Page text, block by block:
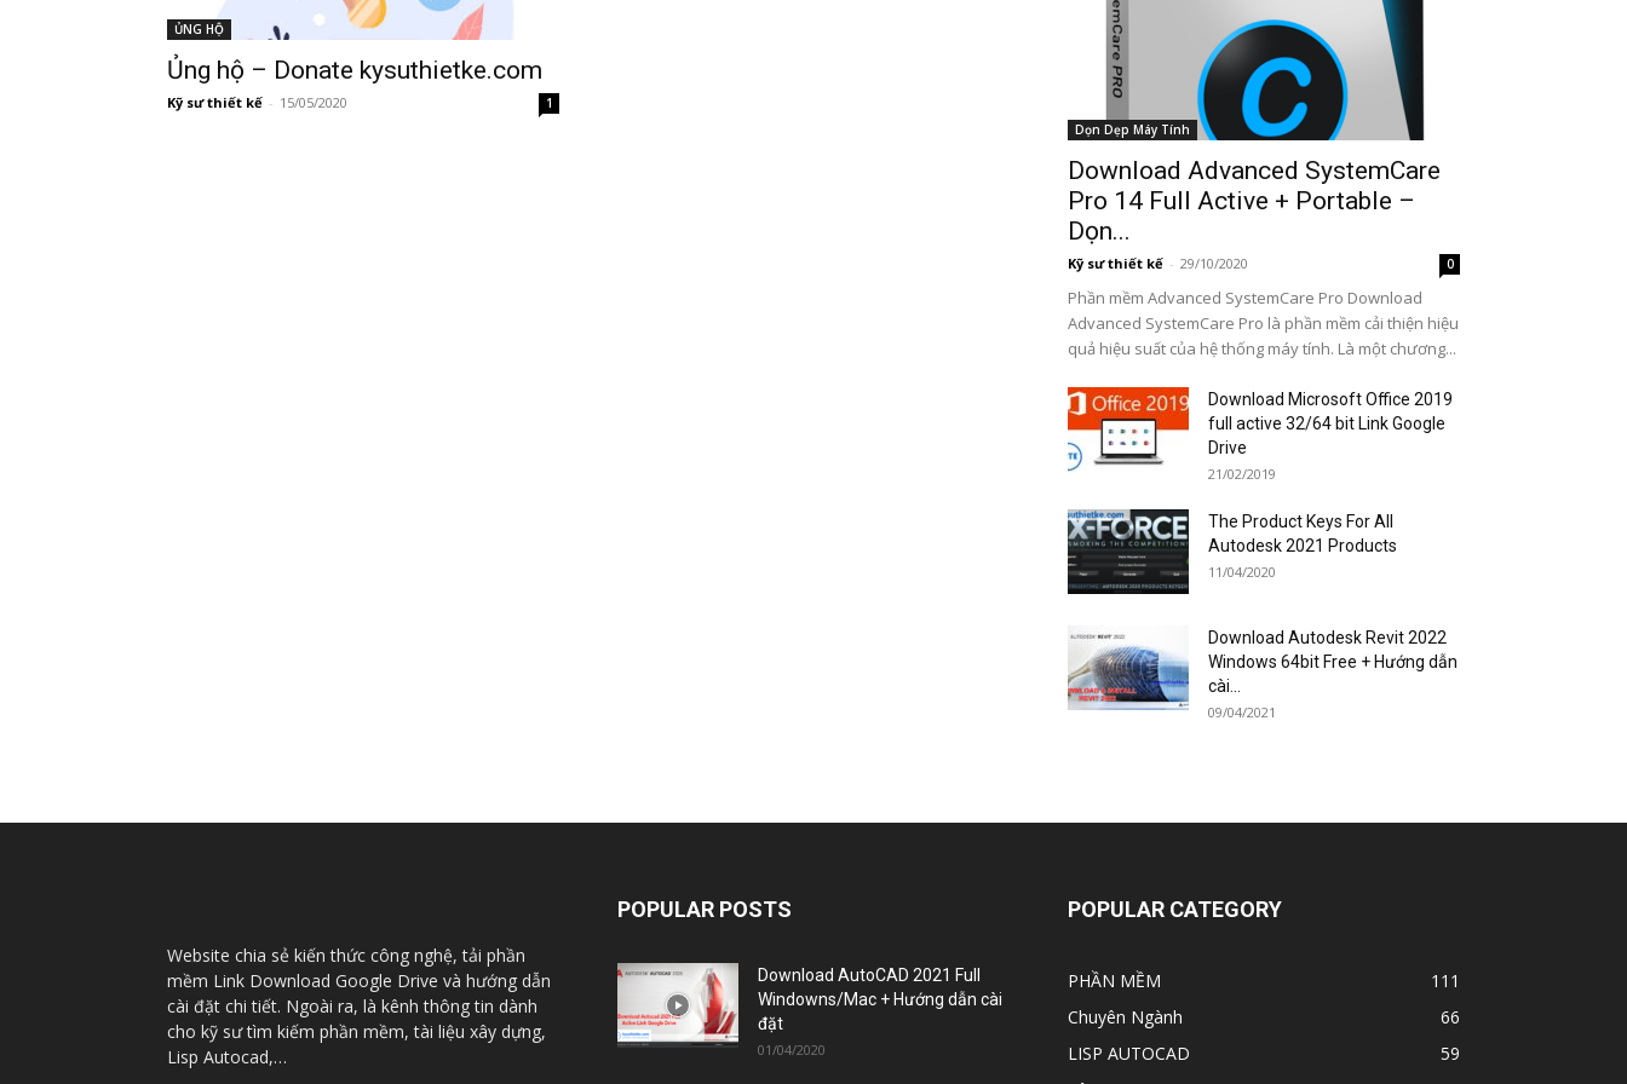
ỦNG HỘ
Ủng hộ – Donate kysuthietke.com
Kỹ sư thiết kế - 15/05/2020 1
Dọn Dẹp Máy Tính
Download Advanced SystemCare
Pro 14 Full Active + Portable –
Dọn...
Kỹ sư thiết kế - 29/10/2020 0
Phần mềm Advanced SystemCare Pro Download
Advanced SystemCare Pro là phần mềm cải thiện hiệu
quả hiệu suất của hệ thống máy tính. Là một chương...
Download Microsoft Office 2019
full active 32/64 bit Link Google
Drive
21/02/2019
The Product Keys For All
Autodesk 2021 Products
11/04/2020
Download Autodesk Revit 2022
Windows 64bit Free + Hướng dẫn
cài...
09/04/2021
Website chia sẻ kiến thức công nghệ, tải phần
mềm Link Download Google Drive và hướng dẫn
cài đặt chi tiết. Ngoài ra, là kênh thông tin dành
cho kỹ sư tìm kiếm phần mềm, tài liệu xây dựng,
Lisp Autocad,…
POPULAR POSTS
Download AutoCAD 2021 Full
Windowns/Mac + Hướng dẫn cài
đặt
01/04/2020
POPULAR CATEGORY
PHẦN MỀM
111
Chuyên Ngành
66
LISP AUTOCAD
59